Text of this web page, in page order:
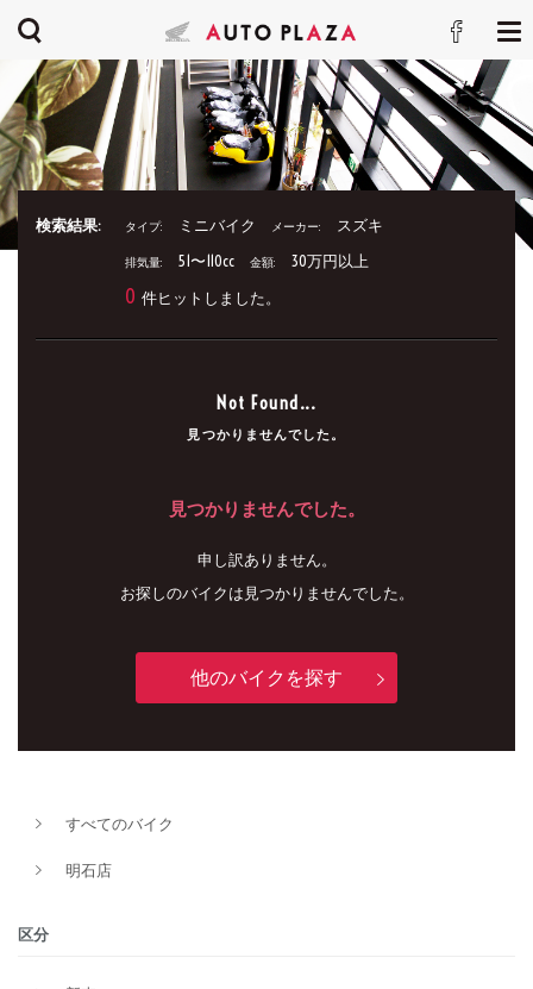
検索結果: タイプ: ミニバイク メーカー: スズキ
排気量: 51〜110cc 金額: 30万円以上
0 件ヒットしました。
Not Found...
見つかりませんでした。
見つかりませんでした。
申し訳ありません。
お探しのバイクは見つかりませんでした。
他のバイクを探す
すべてのバイク
明石店
区分